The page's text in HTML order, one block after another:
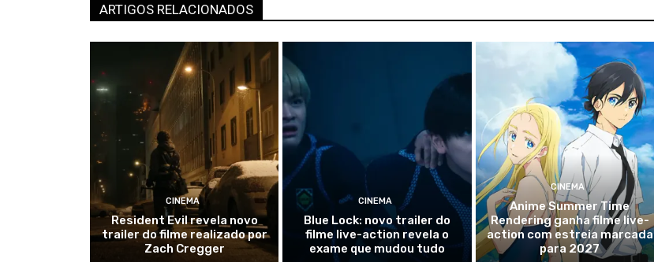
ARTIGOS RELACIONADOS
CINEMA
Resident Evil revela novo
trailer do filme realizado por
Zach Cregger
CINEMA
Blue Lock: novo trailer do
filme live-action revela o
exame que mudou tudo
CINEMA
Anime Summer Time
Rendering ganha filme live-
action com estreia marcada
para 2027